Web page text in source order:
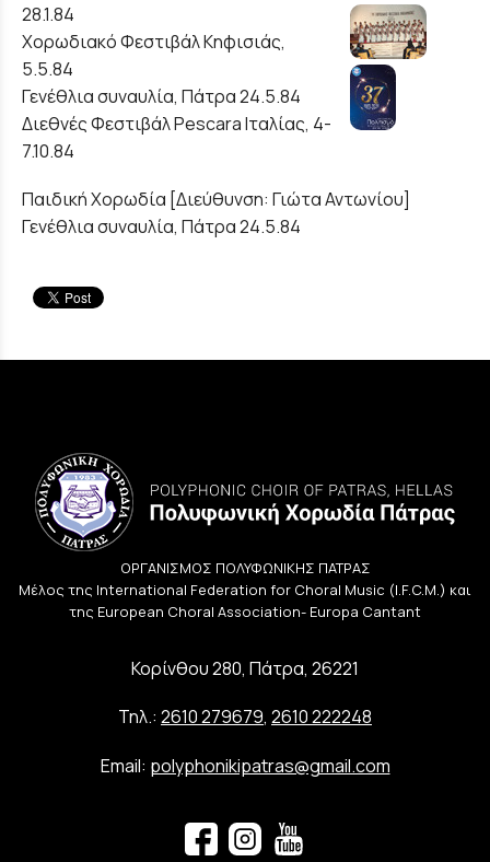
28.1.84
Χορωδιακό Φεστιβάλ Κηφισιάς,
5.5.84
Γενέθλια συναυλία, Πάτρα 24.5.84
Διεθνές Φεστιβάλ Pescara Ιταλίας, 4-
7.10.84
Παιδική Χορωδία [Διεύθυνση: Γιώτα Αντωνίου]
Γενέθλια συναυλία, Πάτρα 24.5.84
ΟΡΓΑΝΙΣΜΟΣ ΠΟΛΥΦΩΝΙΚΗΣ ΠΑΤΡΑΣ
Μέλος της International Federation for Choral Music (I.F.C.M.) και
της European Choral Association- Europa Cantant
Κορίνθου 280, Πάτρα, 26221
Τηλ.: 2610 279679, 2610 222248
Email: polyphonikipatras@gmail.com